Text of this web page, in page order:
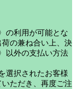
の利用が可能とな
の兼ね合い上、 決
以外の支払い方法
選択されたお客様
ただき、再度ご注